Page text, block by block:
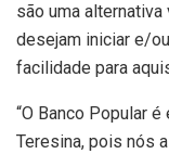
são uma
desejam iniciar e/
facilidade para
“O Banco Popular
Teresina, pois nós